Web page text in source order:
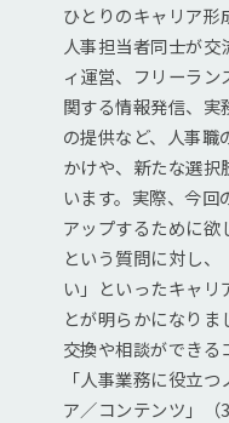
ひとりのキャリア形
人事担当者同士が
ィ運営、フリーラ
関する情報発信、実
の提供など、人事職
かけや、新たな選択
います。実際、今
アップするために欲
という質問に対し
い」といったキャ
とが明らかになり
交換や相談ができる
「人事業務に役立
ア／コンテンツ」